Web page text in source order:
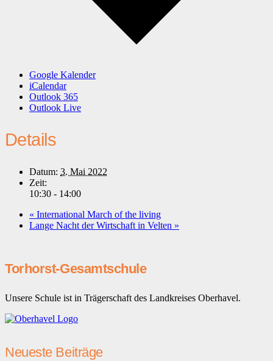
Google Kalender
iCalendar
Outlook 365
Outlook Live
Details
Datum: 3. Mai 2022
Zeit:
10:30 - 14:00
« International March of the living
Lange Nacht der Wirtschaft in Velten »
Torhorst-Gesamtschule
Unsere Schule ist in Trägerschaft des Landkreises Oberhavel.
Neueste Beiträge